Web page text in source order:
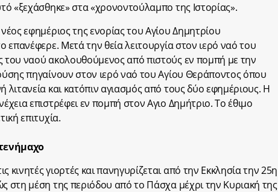
«ξεχάσθηκε» στα «χρονοντούλαμπο της Ιστορίας».
εφημέριος της ενορίας του Αγίου Δημητρίου
επανέφερε. Μετά την θεία λειτουργία στον ιερό ναό του
του ναού ακολουθούμενος από πιστούς εν πομπή με την
πηγαίνουν στον ιερό ναό του Αγίου Θεράποντος όπου
λιτανεία και κατόπιν αγιασμός από τους δύο εφημέριους. Η
επιστρέφει εν πομπή στον Αγιο Δημήτριο. Το έθιμο
επιτυχία.
κινητές γιορτές και πανηγυρίζεται από την Εκκλησία την 25η
στη μέση της περιόδου από το Πάσχα μέχρι την Κυριακή της